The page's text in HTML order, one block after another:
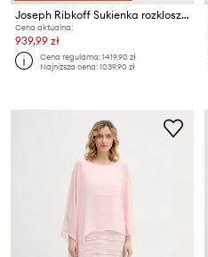
Joseph Ribkoff Sukienka rozkloszowana
Cena aktualna:
939,99 zł
Cena regularna:1419,90 zł
Najniższa cena:1039,90 zł